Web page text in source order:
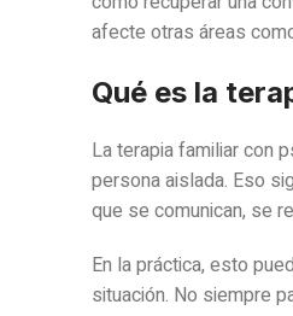
afecte otras áreas
Qué es la
La terapia familiar con
persona aislada. Eso
que se comunican, se
En la práctica, esto
situación. No siempre